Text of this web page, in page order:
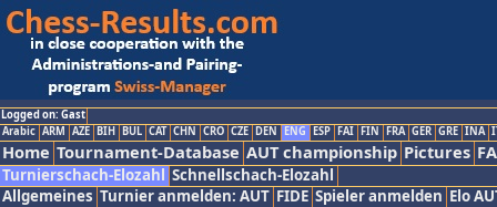
Logged on: Gast
Arabic ARM AZE BIH BUL CAT CHN CRO CZE DEN ENG ESP FAI FIN FRA GER GRE INA
Home Tournament-Database AUT championship Pictures
Turnierschach-Elozahl Schnellschach-Elozahl
Allgemeines Turnier anmelden: AUT FIDE Spieler anmelden Elo